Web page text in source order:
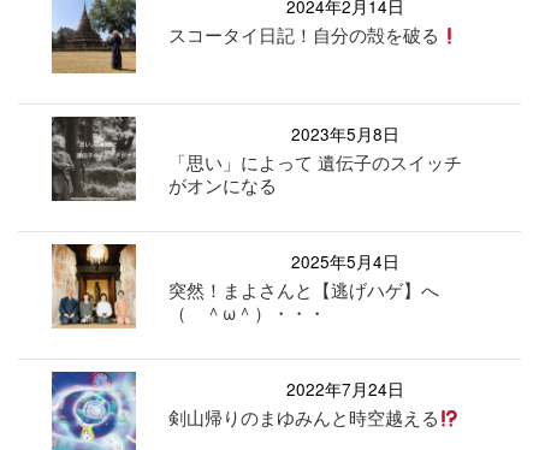
2024年2月14日
スコータイ日記！自分の殻を破る
2023年5月8日
「思い」によって 遺伝子のスイッチ
がオンになる
2025年5月4日
突然！まよさんと【逃げハゲ】へ
（ ＾ω＾）・・・
2022年7月24日
剣山帰りのまゆみんと時空越える